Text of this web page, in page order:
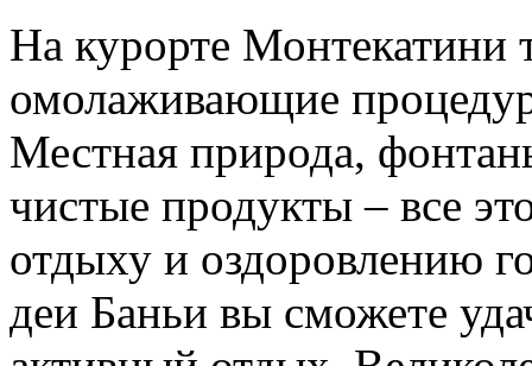
На курорте Монтекатини
омолаживающие
Местная природа,
чистые продукты – все
отдыху и оздоровлению
деи Баньи вы сможете